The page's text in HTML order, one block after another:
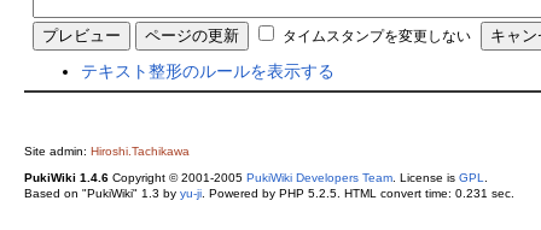
タイムスタンプを変更しない
テキスト整形のルールを表示する
Site admin: Hiroshi.Tachikawa
PukiWiki 1.4.6Copyright © 2001-2005 PukiWiki Developers Team. License is GPL
Based on "PukiWiki" 1.3 by yu-ji. Powered by PHP 5.2.5. HTML convert time: 0.231 sec.